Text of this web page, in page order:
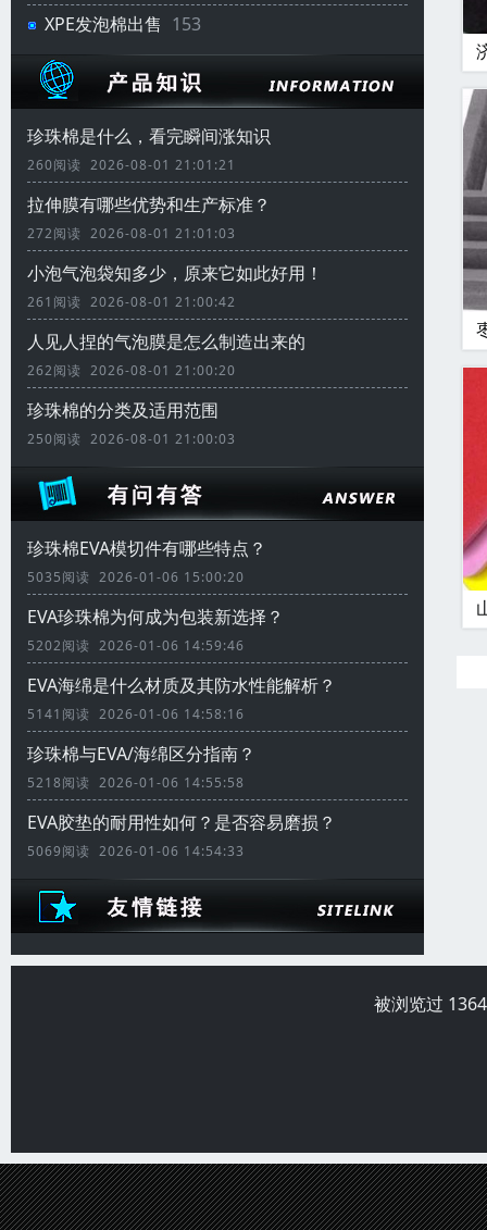
XPE发泡棉出售 153
珍珠棉是什么，看完瞬间涨知识
260阅读 2026-08-01 21:01:21
拉伸膜有哪些优势和生产标准？
272阅读 2026-08-01 21:01:03
小泡气泡袋知多少，原来它如此好用！
261阅读 2026-08-01 21:00:42
人见人捏的气泡膜是怎么制造出来的
262阅读 2026-08-01 21:00:20
珍珠棉的分类及适用范围
250阅读 2026-08-01 21:00:03
珍珠棉EVA模切件有哪些特点？
5035阅读 2026-01-06 15:00:20
EVA珍珠棉为何成为包装新选择？
5202阅读 2026-01-06 14:59:46
EVA海绵是什么材质及其防水性能解析？
5141阅读 2026-01-06 14:58:16
珍珠棉与EVA/海绵区分指南？
5218阅读 2026-01-06 14:55:58
EVA胶垫的耐用性如何？是否容易磨损？
5069阅读 2026-01-06 14:54:33
被浏览过